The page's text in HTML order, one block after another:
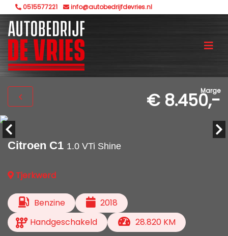
0515577221 info@autobedrijfdevries.nl
Marge
€ 8.450,-
Citroen C1 1.0 VTi Shine
Tjerkwerd
Benzine
2018
Handgeschakeld
28.820 KM